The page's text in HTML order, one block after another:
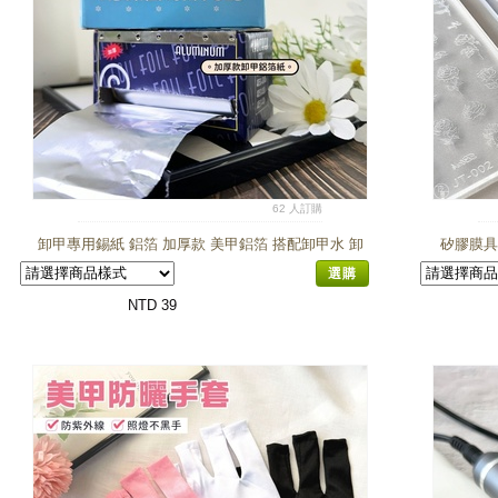
62 人訂購
卸甲專用錫紙 鋁箔 加厚款 美甲鋁箔 搭配卸甲水 卸
選購
NTD 39
矽膠膜